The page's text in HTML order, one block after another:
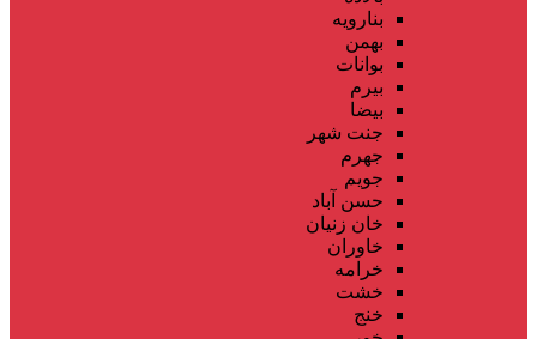
بنارویه
بهمن
بوانات
بیرم
بیضا
جنت شهر
جهرم
جویم
حسن آباد
خان زنیان
خاوران
خرامه
خشت
خنج